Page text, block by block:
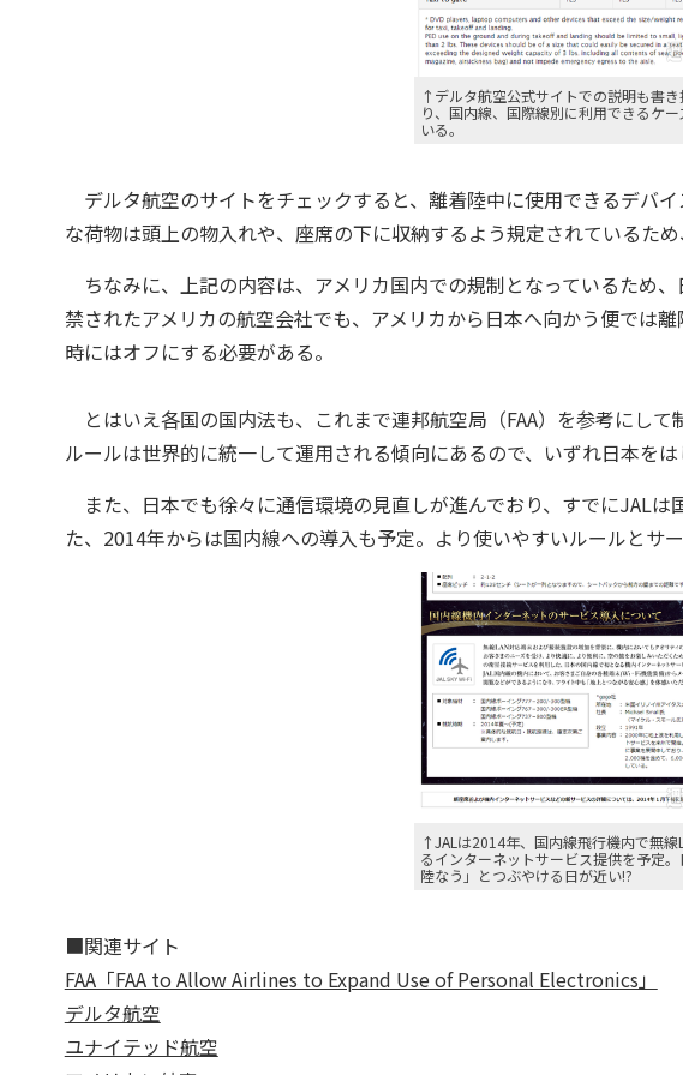
↑デルタ航空公式サイトでの説明も書き
り、国内線、国際線別に利用できるケ
いる。
デルタ航空のサイトをチェックすると、離着陸中に使用できるデバ
な荷物は頭上の物入れや、座席の下に収納するよう規定されているた
ちなみに、上記の内容は、アメリカ国内での規制となっているため
禁されたアメリカの航空会社でも、アメリカから日本へ向かう便では
時にはオフにする必要がある。
とはいえ各国の国内法も、これまで連邦航空局（FAA）を参考にして
ルールは世界的に統一して運用される傾向にあるので、いずれ日本を
また、日本でも徐々に通信環境の見直しが進んでおり、すでにJALは
た、2014年からは国内線への導入も予定。より使いやすいルールとサ
↑JALは2014年、国内線飛行機内で無線
るインターネットサービス提供を予定
陸なう」とつぶやける日が近い!?
■関連サイト
FAA「FAA to Allow Airlines to Expand Use of Personal Electronics」
デルタ航空
ユナイテッド航空